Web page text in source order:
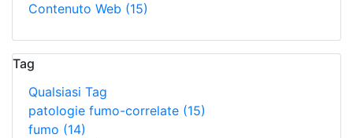
Contenuto Web (15)
Tag
Qualsiasi Tag
patologie fumo-correlate (15)
fumo (14)